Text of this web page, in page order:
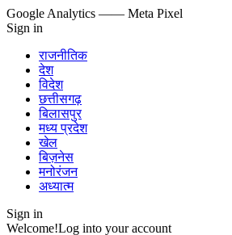
Google Analytics —— Meta Pixel
Sign in
राजनीतिक
देश
विदेश
छत्तीसगढ़
बिलासपुर
मध्य प्रदेश
खेल
बिज़नेस
मनोरंजन
अध्यात्म
Sign in
Welcome!Log into your account